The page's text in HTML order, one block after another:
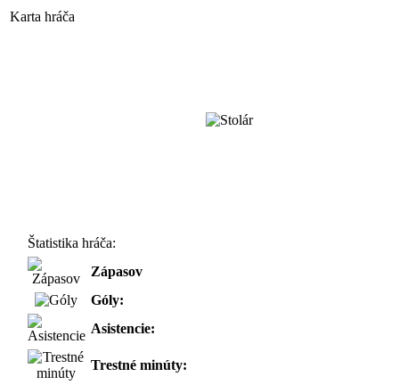
Karta hráča
Štatistika hráča:
Zápasov
Góly:
Asistencie:
Trestné minúty: